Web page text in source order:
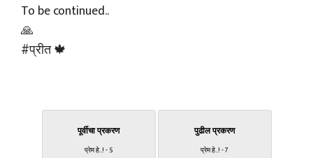
To be continued..
🙏
#प्रीत 🍁
पूर्वीचा प्रकरण
प्रेम हे..! - 5
पुढील प्रकरण
प्रेम हे..! - 7